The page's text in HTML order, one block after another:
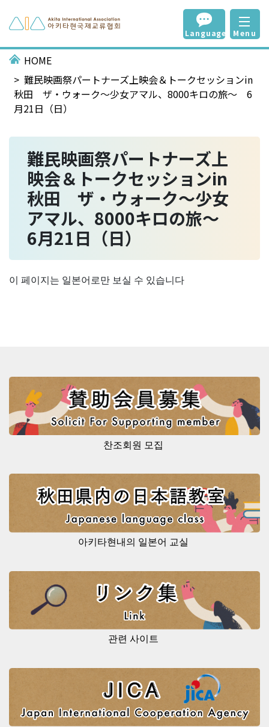
Language Menu
HOME
難民映画祭パートナーズ上映会＆トークセッションin
秋田 ザ・ウォーク～少女アマル、8000キロの旅～ 6
月21日（日）
難民映画祭パートナーズ上
映会＆トークセッションin
秋田 ザ・ウォーク～少女
アマル、8000キロの旅～
6月21日（日）
이 페이지는 일본어로만 보실 수 있습니다
찬조회원 모집
아키타현내의 일본어 교실
관련 사이트